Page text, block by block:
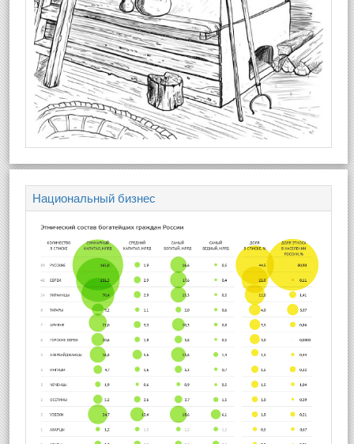
Национальный бизнес